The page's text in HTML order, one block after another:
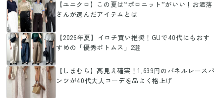
【ユニクロ】この夏は“ポロニット”がいい！お洒落
さんが選んだアイテムとは
【2026年夏】イロチ買い推奨！GUで40代にもおす
すめの「優秀ボトムス」2選
【しまむら】高見え確実！1,639円のパネルレースパ
ンツが40代大人コーデを品よく格上げ